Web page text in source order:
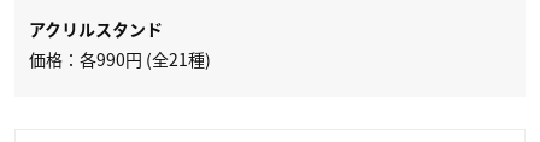
アクリルスタンド
価格：各990円 (全21種)